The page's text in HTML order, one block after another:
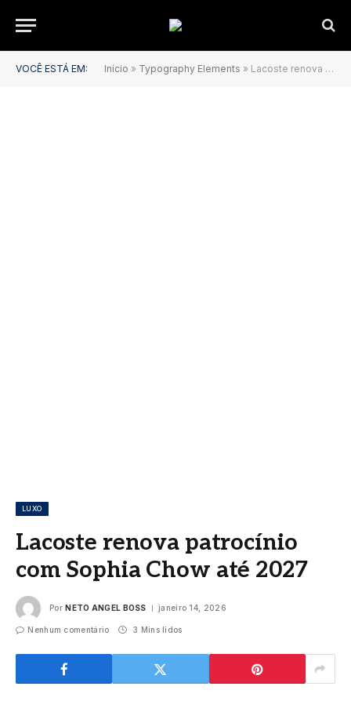
VOCÊ ESTÁ EM: Início » Typography Elements » Lacoste renova patrocínio com Sophia Chow até 2027
LUXO
Lacoste renova patrocínio
com Sophia Chow até 2027
Por NETO ANGEL BOSS janeiro 14, 2026
Nenhum comentário 3 Mins lidos